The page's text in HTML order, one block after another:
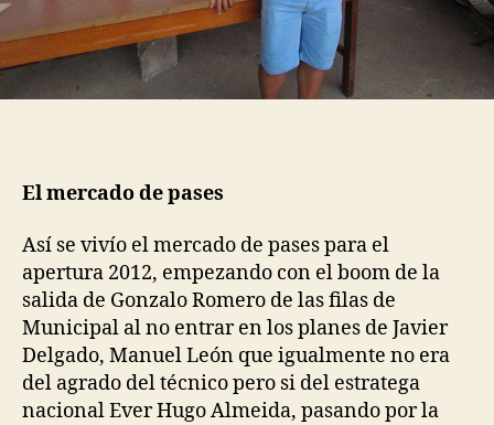
El mercado de pases
Así se vivío el mercado de pases para el
apertura 2012, empezando con el boom de la
salida de Gonzalo Romero de las filas de
Municipal al no entrar en los planes de Javier
Delgado, Manuel León que igualmente no era
del agrado del técnico pero si del estratega
nacional Ever Hugo Almeida, pasando por la